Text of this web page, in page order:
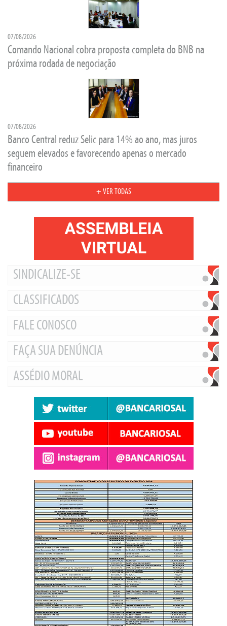
07/08/2026
Comando Nacional cobra proposta completa do BNB na
próxima rodada de negociação
07/08/2026
Banco Central reduz Selic para 14% ao ano, mas juros
seguem elevados e favorecendo apenas o mercado
financeiro
+ VER TODAS
SINDICALIZE-SE
CLASSIFICADOS
FALE CONOSCO
FAÇA SUA DENÚNCIA
ASSÉDIO MORAL